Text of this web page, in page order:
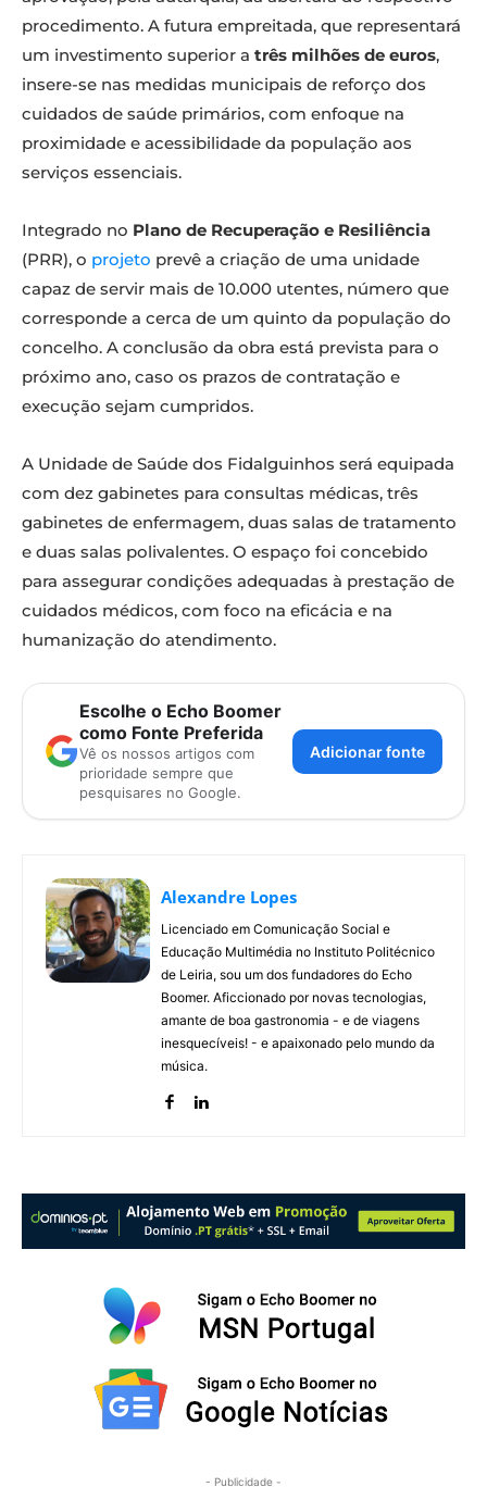
procedimento. A futura empreitada, que representará
um investimento superior a três milhões de euros,
insere-se nas medidas municipais de reforço dos
cuidados de saúde primários, com enfoque na
proximidade e acessibilidade da população aos
serviços essenciais.
Integrado no Plano de Recuperação e Resiliência
(PRR), o projeto prevê a criação de uma unidade
capaz de servir mais de 10.000 utentes, número que
corresponde a cerca de um quinto da população do
concelho. A conclusão da obra está prevista para o
próximo ano, caso os prazos de contratação e
execução sejam cumpridos.
A Unidade de Saúde dos Fidalguinhos será equipada
com dez gabinetes para consultas médicas, três
gabinetes de enfermagem, duas salas de tratamento
e duas salas polivalentes. O espaço foi concebido
para assegurar condições adequadas à prestação de
cuidados médicos, com foco na eficácia e na
humanização do atendimento.
Escolhe o Echo Boomer
como Fonte Preferida
Vê os nossos artigos com
prioridade sempre que
pesquisares no Google.
Adicionar fonte
Alexandre Lopes
Licenciado em Comunicação Social e
Educação Multimédia no Instituto Politécnico
de Leiria, sou um dos fundadores do Echo
Boomer. Aficcionado por novas tecnologias,
amante de boa gastronomia - e de viagens
inesquecíveis! - e apaixonado pelo mundo da
música.
- Publicidade -